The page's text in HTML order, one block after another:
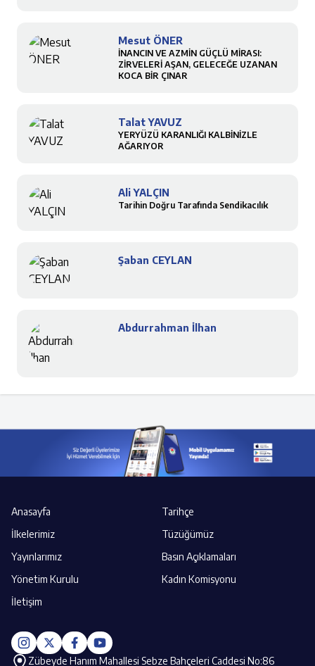
Mesut ÖNER
İNANCIN VE AZMİN GÜÇLÜ MİRASI:
ZİRVELERİ AŞAN, GELECEĞE UZANAN
KOCA BİR ÇINAR
Talat YAVUZ
YERYÜZÜ KARANLIĞI KALBİNİZLE
AĞARIYOR
Ali YALÇIN
Tarihin Doğru Tarafında Sendikacılık
Şaban CEYLAN
Abdurrahman İlhan
Anasayfa
Tarihçe
İlkelerimiz
Tüzüğümüz
Yayınlarımız
Basın Açıklamaları
Yönetim Kurulu
Kadın Komisyonu
İletişim
Zübeyde Hanım Mahallesi Sebze Bahçeleri Caddesi No:86